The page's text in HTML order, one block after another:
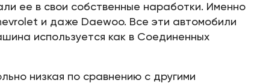
ее в свои собственные наработки. Именно
и даже Daewoo. Все эти автомобили
используется как в Соединенных
низкая по сравнению с другими